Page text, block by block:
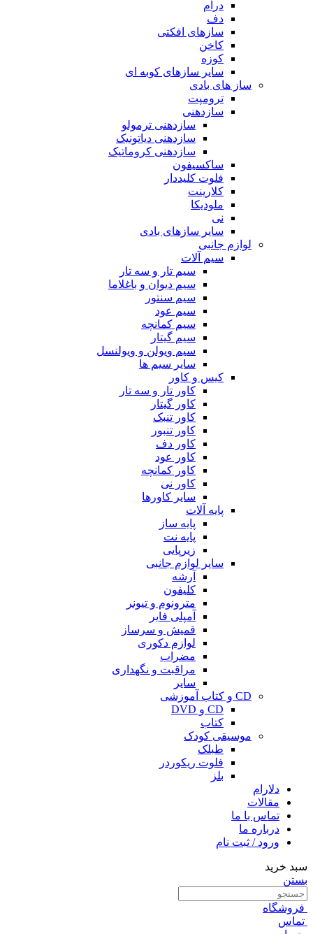
درام
دف
سازهای افکتی
کاخن
کوزه
سایر سازهای کوبه ای
ساز های بادی
ترومپت
سازدهنی
سازدهنی ترمولو
سازدهنی دیاتونیک
سازدهنی کروماتیک
ساکسیفون
فلوت کلیددار
کلارینت
ملودیکا
نی
سایر سازهای بادی
لوازم جانبی
سیم آلات
سیم تار و سه تار
سیم دیوان و باغلاما
سیم سنتور
سیم عود
سیم کمانچه
سیم گیتار
سیم ویولن و ویولنسل
سایر سیم ها
کیس و کاور
کاور تار و سه تار
کاور گیتار
کاور تنبک
کاور تنبور
کاور دف
کاور عود
کاور کمانچه
کاور نی
سایر کاورها
پایه آلات
پایه ساز
پایه نت
زیرپایی
سایر لوازم جانبی
آرشه
کلیفون
مترونوم و تیونر
آمپلی فایر
قمیش و سرساز
لوازم دکوری
مضراب
مراقبت و نگهداری
سایر
CD و کتاب آموزشی
CD و DVD
کتاب
موسیقی کودک
طبلک
فلوت ریکوردر
بلز
دلارام
مقالات
تماس با ما
درباره ما
ورود / ثبت نام
سبد خرید
بستن
فروشگاه
تماس